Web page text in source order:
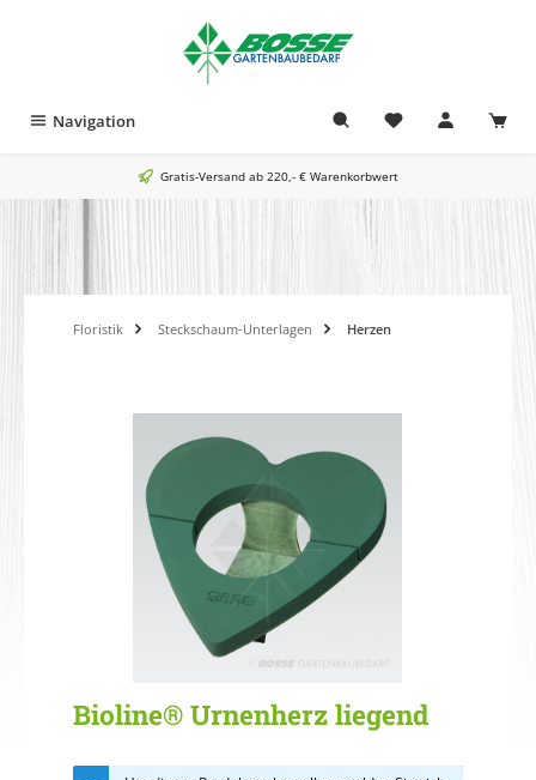
Navigation
Gratis-Versand ab 220,- € Warenkorbwert
Floristik Steckschaum-Unterlagen Herzen
Bioline® Urnenherz liegend